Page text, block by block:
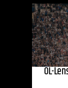
OL-